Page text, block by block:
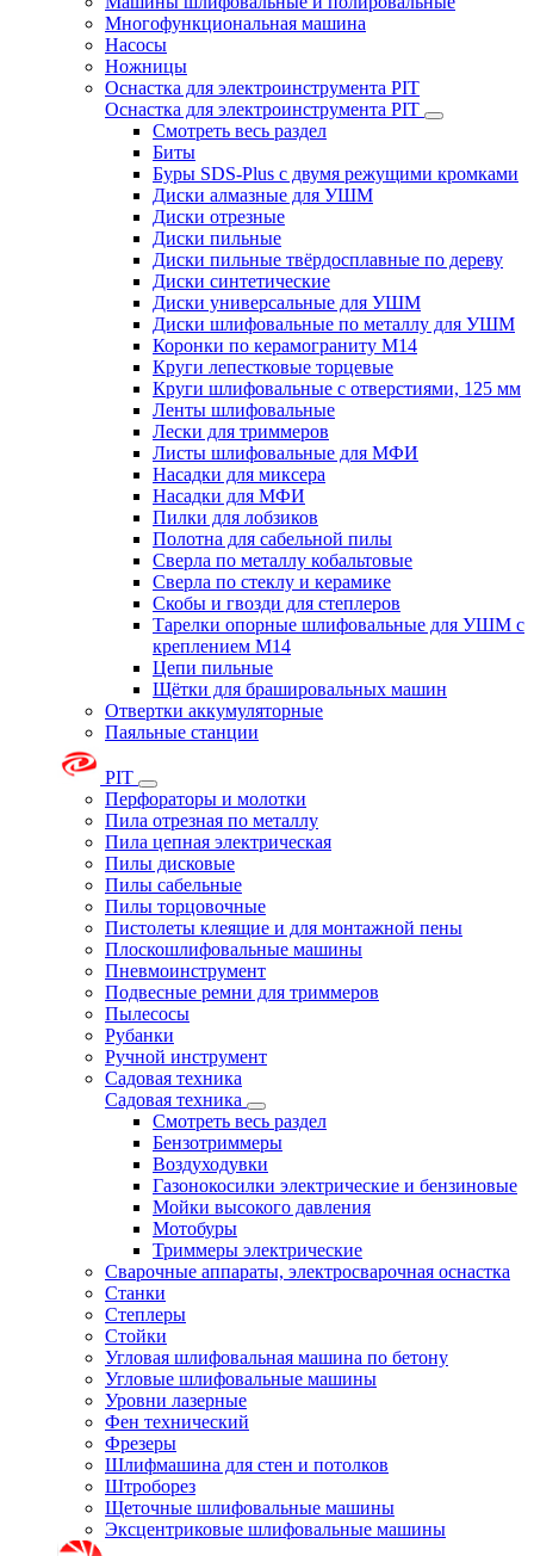
Многофункциональная машина
Насосы
Ножницы
Оснастка для электроинструмента PIT
Оснастка для электроинструмента PIT
Смотреть весь раздел
Биты
Буры SDS-Plus c двумя режущими кромками
Диски алмазные для УШМ
Диски отрезные
Диски пильные
Диски пильные твёрдосплавные по дереву
Диски синтетические
Диски универсальные для УШМ
Диски шлифовальные по металлу для УШМ
Коронки по керамограниту M14
Круги лепестковые торцевые
Круги шлифовальные с отверстиями, 125 мм
Ленты шлифовальные
Лески для триммеров
Листы шлифовальные для МФИ
Насадки для миксера
Насадки для МФИ
Пилки для лобзиков
Полотна для сабельной пилы
Сверла по металлу кобальтовые
Сверла по стеклу и керамике
Скобы и гвозди для степлеров
Тарелки опорные шлифовальные для УШМ с
креплением М14
Цепи пильные
Щётки для брашировальных машин
Отвертки аккумуляторные
Паяльные станции
PIT
Перфораторы и молотки
Пила отрезная по металлу
Пила цепная электрическая
Пилы дисковые
Пилы сабельные
Пилы торцовочные
Пистолеты клеящие и для монтажной пены
Плоскошлифовальные машины
Пневмоинструмент
Подвесные ремни для триммеров
Пылесосы
Рубанки
Ручной инструмент
Садовая техника
Садовая техника
Смотреть весь раздел
Бензотриммеры
Воздуходувки
Газонокосилки электрические и бензиновые
Мойки высокого давления
Мотобуры
Триммеры электрические
Сварочные аппараты, электросварочная оснастка
Станки
Степлеры
Стойки
Угловая шлифовальная машина по бетону
Угловые шлифовальные машины
Уровни лазерные
Фен технический
Фрезеры
Шлифмашина для стен и потолков
Штроборез
Щеточные шлифовальные машины
Эксцентриковые шлифовальные машины